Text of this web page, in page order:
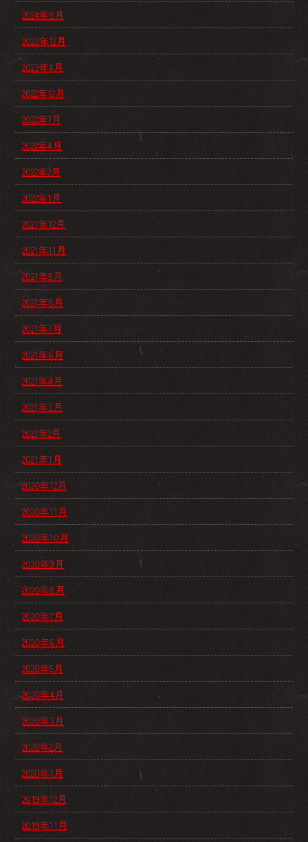
2024年8月
2023年12月
2023年4月
2022年12月
2022年7月
2022年4月
2022年2月
2022年1月
2021年12月
2021年11月
2021年9月
2021年8月
2021年7月
2021年6月
2021年4月
2021年3月
2021年2月
2021年1月
2020年12月
2020年11月
2020年10月
2020年9月
2020年8月
2020年7月
2020年6月
2020年5月
2020年4月
2020年3月
2020年2月
2020年1月
2019年12月
2019年11月